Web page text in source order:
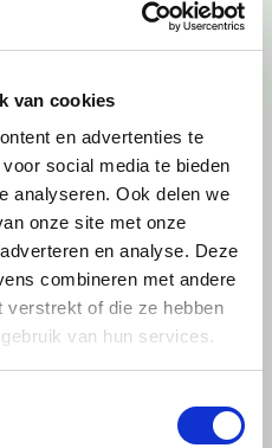
van cookies
en advertenties te
social media te bieden
analyseren. Ook delen we
onze site met onze
en analyse. Deze
combineren met andere
verstrekt of die ze hebben
van hun services.
en analytische
en
van Nederlands
dynamische